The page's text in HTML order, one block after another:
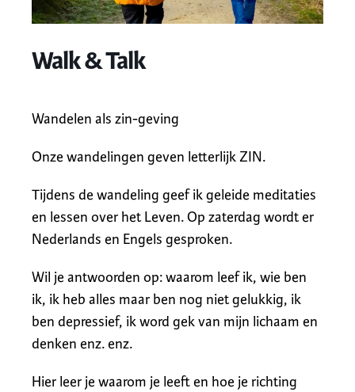
Walk & Talk
Wandelen als zin-geving
Onze wandelingen geven letterlijk ZIN.
Tijdens de wandeling geef ik geleide meditaties
en lessen over het Leven. Op zaterdag wordt er
Nederlands en Engels gesproken.
Wil je antwoorden op: waarom leef ik, wie ben
ik, ik heb alles maar ben nog niet gelukkig, ik
ben depressief, ik word gek van mijn lichaam en
denken enz. enz.
Hier leer je waarom je leeft en hoe je richting